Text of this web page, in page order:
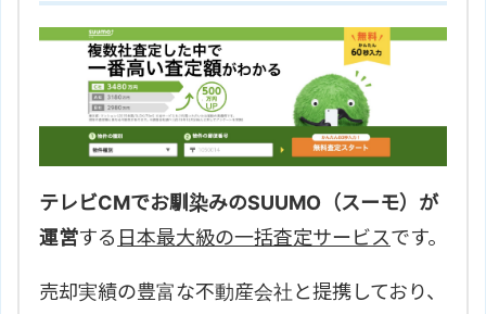
テレビCMでお馴染みのSUUMO（スーモ）が
運営する 日本最大級の一括査定サービスです。
売却実績の豊富な不動産会社と提携しており、